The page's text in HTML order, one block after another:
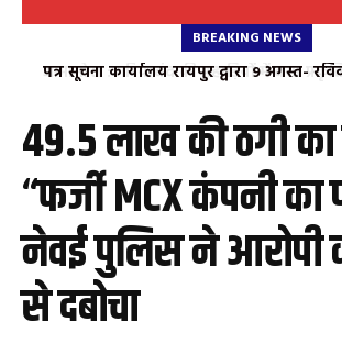
BREAKING NEWS
आमामोरा : गरियाबंद की पहाड़ियों में बसा प्रकृति,
49.5 लाख की ठगी
“फर्जी MCX कंपनी का
नेवई पुलिस ने आरोपी
से दबोचा